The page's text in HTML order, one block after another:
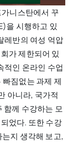
니스탄에서 꾸
을 시행하고 있
레반의 여성 억압
가 제한되어 있
적인 온라인 수업
짐없는 과제 제
아니라, 국가적
함께 수강하는 모
었다. 또한 수강
지 생각해 보고,